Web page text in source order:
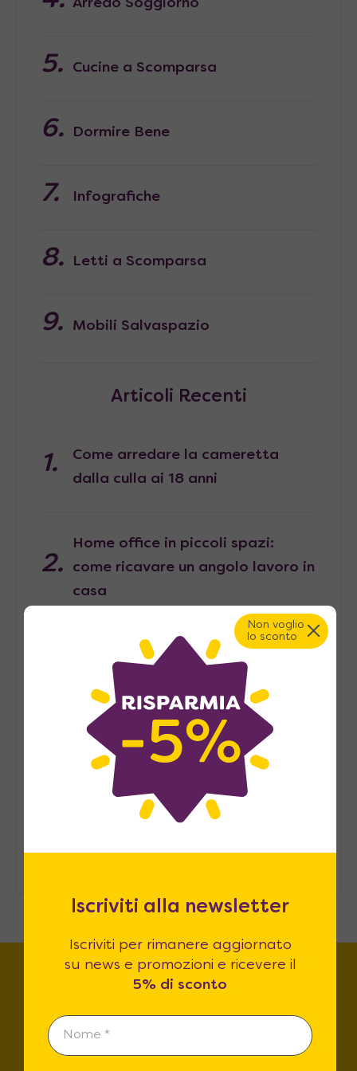
Arredo Soggiorno
Cucine a Scomparsa
Dormire Bene
Infografiche
Letti a Scomparsa
Mobili Salvaspazio
Articoli Recenti
Come arredare la cameretta
dalla culla ai 18 anni
Home office in piccoli spazi:
come ricavare un angolo lavoro in
casa
Pied-à-terre, consigli per
arredarlo
Arredare casa in modo
sostenibile: consigli pratici
stanza degli ospiti
Non voglio
lo sconto
Iscriviti alla newsletter
Iscriviti per rimanere aggiornato
su news e promozioni e ricevere il
5% di sconto